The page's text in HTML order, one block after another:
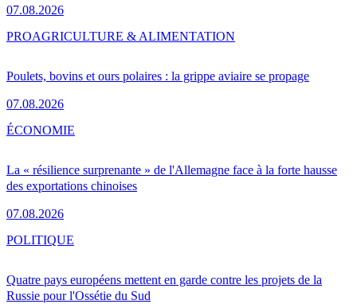
07.08.2026
Poulets, bovins et ours polaires : la grippe aviaire se propage
07.08.2026
PROAGRICULTURE & ALIMENTATION
La « résilience surprenante » de l'Allemagne face à la forte hausse
des exportations chinoises
07.08.2026
ÉCONOMIE
Quatre pays européens mettent en garde contre les projets de la
Russie pour l'Ossétie du Sud
POLITIQUE